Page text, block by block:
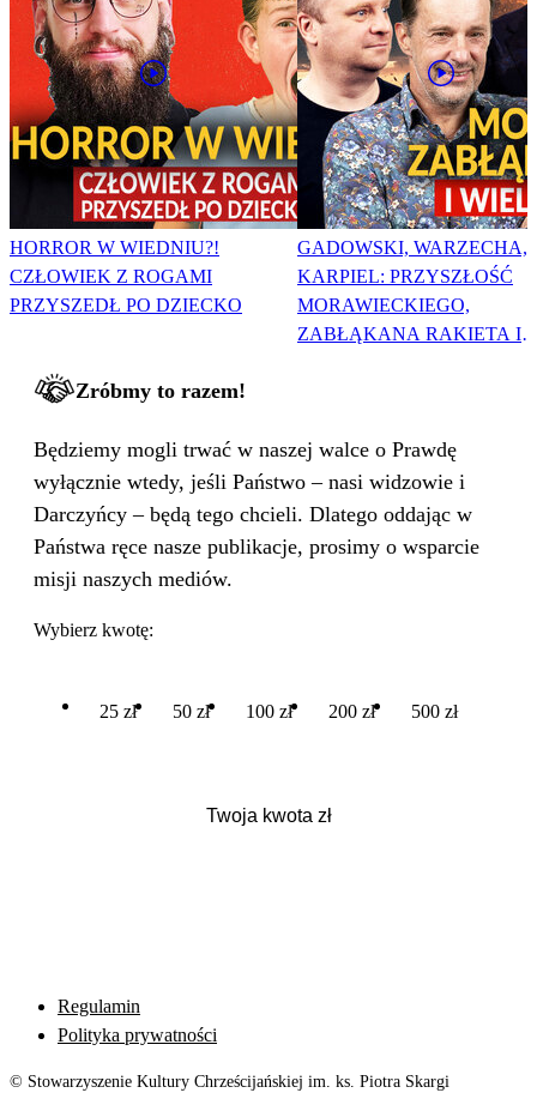
HORROR W WIEDNIU?!
CZŁOWIEK Z ROGAMI
PRZYSZEDŁ PO DZIECKO
GADOWSKI, WARZECHA,
KARPIEL: PRZYSZŁOŚĆ
MORAWIECKIEGO,
ZABŁĄKANA RAKIETA I
Zróbmy to razem!
Będziemy mogli trwać w naszej walce o Prawdę
wyłącznie wtedy, jeśli Państwo – nasi widzowie i
Darczyńcy – będą tego chcieli. Dlatego oddając w
Państwa ręce nasze publikacje, prosimy o wsparcie
misji naszych mediów.
Wybierz kwotę:
25 zł 50 zł 100 zł 200 zł 500 zł
Regulamin
Polityka prywatności
© Stowarzyszenie Kultury Chrześcijańskiej im. ks. Piotra Skargi